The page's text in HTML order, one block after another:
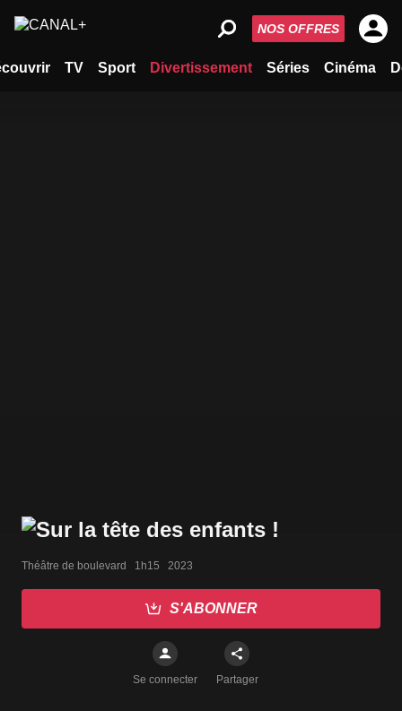
TV Sport Divertissement Séries Cinéma
NOS OFFRES
Théâtre de boulevard   1h15   2023
S'ABONNER
Se connecter Partager